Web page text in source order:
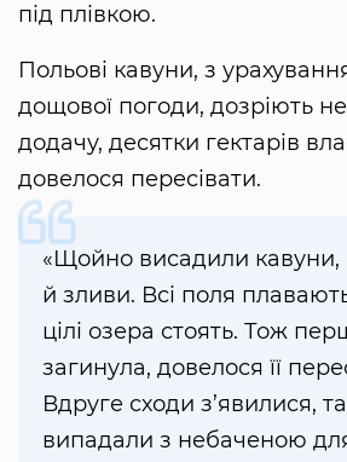
під плівкою.
Польові кавуни, з
дощової погоди, дозріють
додачу, десятки гектарів
довелося пересівати.
«Щойно висадили кавуни,
й зливи. Всі поля
цілі озера стоять. Тож
загинула, довелося її
Вдруге сходи з’явилися,
випадали з небаченою